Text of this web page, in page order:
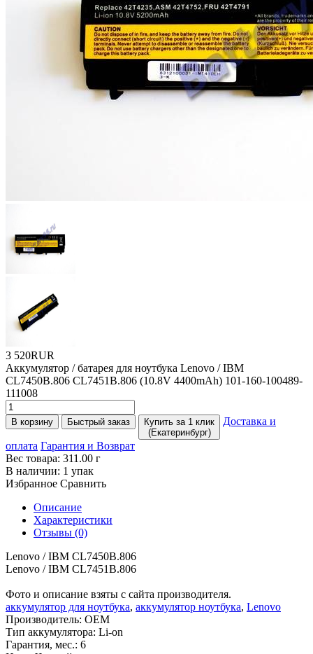
3 520RUR
Аккумулятор / батарея для ноутбука Lenovo / IBM
CL7450B.806 CL7451B.806 (10.8V 4400mAh) 101-160-100489-
111008
В корзину Быстрый заказ
Купить за 1 клик
(Екатеринбург)
Доставка и
оплата Гарантия и Возврат
Вес товара: 311.00 г
В наличии: 1 упак
Избранное Сравнить
Описание
Характеристики
Отзывы (0)
Lenovo / IBM CL7450B.806
Lenovo / IBM CL7451B.806
Фото и описание взяты с сайта производителя.
аккумулятор для ноутбука, аккумулятор ноутбука, Lenovo
Производитель: OEM
Тип аккумулятора: Li-on
Гарантия, мес.: 6